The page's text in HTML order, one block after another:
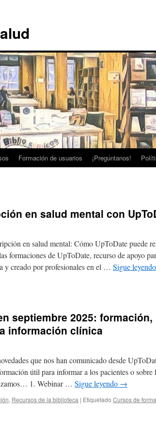
Formación de usuarios ¡Pregúntanos!
en salud mental con
en salud mental: Cómo UpToDate puede
formaciones de UpToDate, recurso de apoyo
y creado por profesionales en el … Sigue leyendo
septiembre 2025: formación,
información clínica
que nos han comunicado desde
útil para informar a los pacientes o sobre
1. Webinar … Sigue leyendo →
, Recursos de la biblioteca | Etiquetado Cursos de